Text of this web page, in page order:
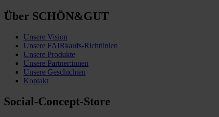
Über SCHÖN&GUT
Unsere Vision
Unsere FAIRkaufs-Richtlinien
Unsere Produkte
Unsere Partner:innen
Unsere Geschichten
Kontakt
Social-Concept-Store